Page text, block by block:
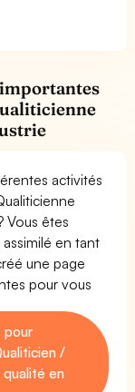
activités
Vous êtes
en tant
une page
pour vous
pour
/
en